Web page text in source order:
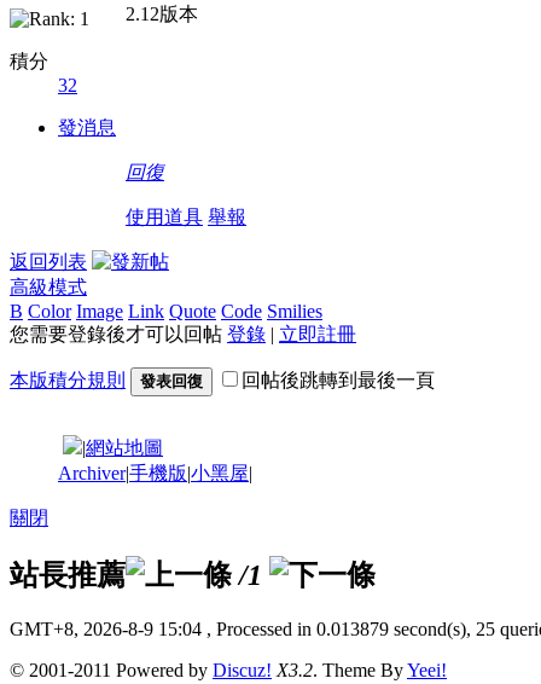
積分
32
發消息
2.12版本
回復
使用道具 舉報
返回列表
高級模式
B Color Image Link Quote Code Smilies
您需要登錄後才可以回帖 登錄 | 立即註冊
本版積分規則 發表回復 回帖後跳轉到最後一頁
|網站地圖
Archiver|手機版|小黑屋|
關閉
站長推薦 /1
GMT+8, 2026-8-9 15:04 , Processed in 0.013879 second(s), 25
© 2001-2011 Powered by Discuz! X3.2. Theme ByYeei!